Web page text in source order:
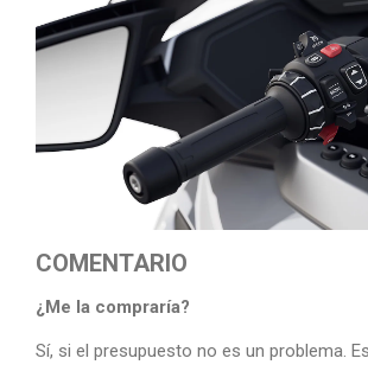
COMENTARIO
¿Me la compraría?
Sí, si el presupuesto no es un problema.